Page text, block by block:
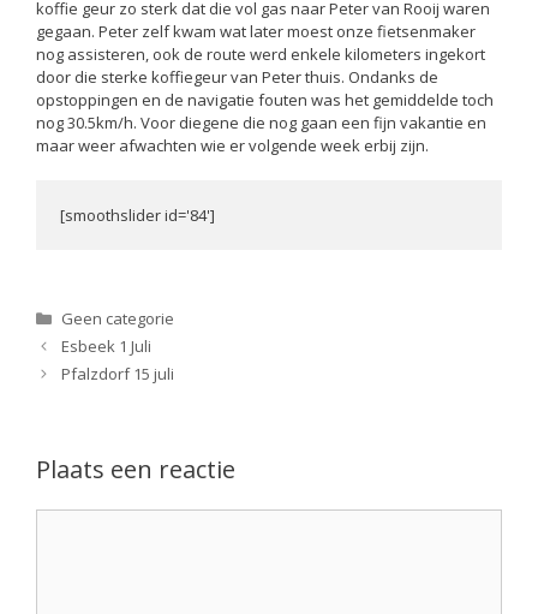
koffie geur zo sterk dat die vol gas naar Peter van Rooij waren
gegaan. Peter zelf kwam wat later moest onze fietsenmaker
nog assisteren, ook de route werd enkele kilometers ingekort
door die sterke koffiegeur van Peter thuis. Ondanks de
opstoppingen en de navigatie fouten was het gemiddelde toch
nog 30.5km/h. Voor diegene die nog gaan een fijn vakantie en
maar weer afwachten wie er volgende week erbij zijn.
[smoothslider id='84']
Categorieën
Geen categorie
Esbeek 1 Juli
Pfalzdorf 15 juli
Plaats een reactie